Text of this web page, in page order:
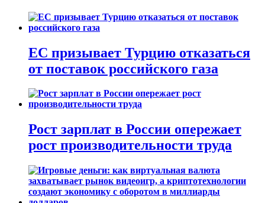
ЕС призывает Турцию отказаться
от поставок российского газа
Рост зарплат в России опережает
рост производительности труда